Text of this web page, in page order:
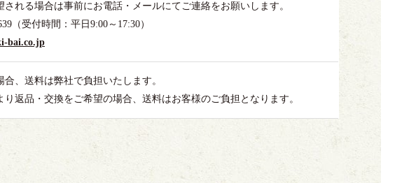
される場合は事前にお電話・メールにてご連絡をお願いします。
（受付時間：平日9:00～17:30）
bai.co.jp
、送料は弊社で負担いたします。
り返品・交換をご希望の場合、送料はお客様のご負担となります。